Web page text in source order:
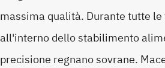
massima qualità. Durante tutte
all'interno dello stabilimento
precisione regnano sovrane.